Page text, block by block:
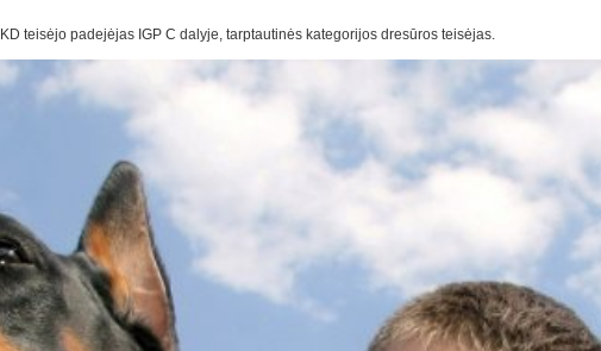
teisėjo padejėjas IGP C dalyje, tarptautinės kategorijos dresūros teisėjas.